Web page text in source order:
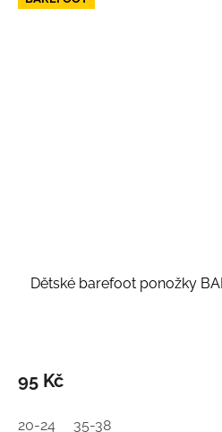
Dětské barefoot ponožky
95 Kč
20-24 35-38